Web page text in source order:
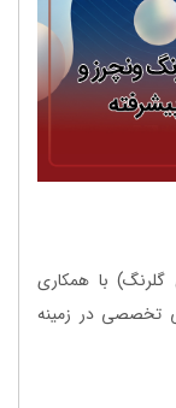
گلرنگ) با همکاری
تخصصی در زمینه